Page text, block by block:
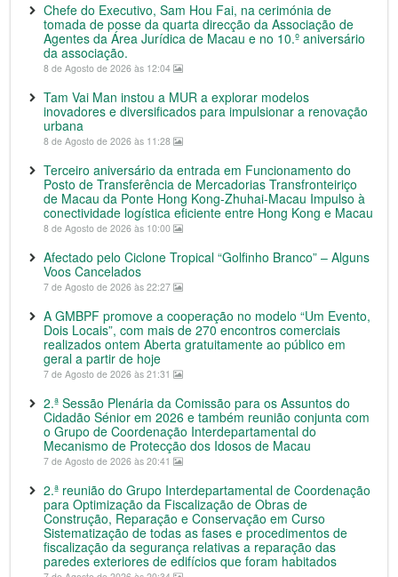
Chefe do Executivo, Sam Hou Fai, na cerimónia de
tomada de posse da quarta direcção da Associação de
Agentes da Área Jurídica de Macau e no 10.º aniversário
da associação.
8 de Agosto de 2026 às 12:04
Tam Vai Man instou a MUR a explorar modelos
inovadores e diversificados para impulsionar a renovação
urbana
8 de Agosto de 2026 às 11:28
Terceiro aniversário da entrada em Funcionamento do
Posto de Transferência de Mercadorias Transfronteiriço
de Macau da Ponte Hong Kong-Zhuhai-Macau Impulso à
conectividade logística eficiente entre Hong Kong e Macau
8 de Agosto de 2026 às 10:00
Afectado pelo Ciclone Tropical “Golfinho Branco” – Alguns
Voos Cancelados
7 de Agosto de 2026 às 22:27
A GMBPF promove a cooperação no modelo “Um Evento,
Dois Locais”, com mais de 270 encontros comerciais
realizados ontem Aberta gratuitamente ao público em
geral a partir de hoje
7 de Agosto de 2026 às 21:31
2.ª Sessão Plenária da Comissão para os Assuntos do
Cidadão Sénior em 2026 e também reunião conjunta com
o Grupo de Coordenação Interdepartamental do
Mecanismo de Protecção dos Idosos de Macau
7 de Agosto de 2026 às 20:41
2.ª reunião do Grupo Interdepartamental de Coordenação
para Optimização da Fiscalização de Obras de
Construção, Reparação e Conservação em Curso
Sistematização de todas as fases e procedimentos de
fiscalização da segurança relativas a reparação das
paredes exteriores de edifícios que foram habitados